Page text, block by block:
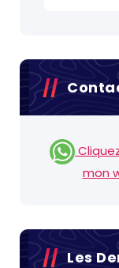
mon
Les